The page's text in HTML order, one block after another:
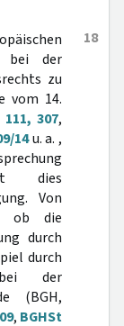
18
bei der
zu
vom 14.
111, 307,
14u. a. ,
dies
Von
ob die
durch
durch
der
(BGH,
, BGHSt